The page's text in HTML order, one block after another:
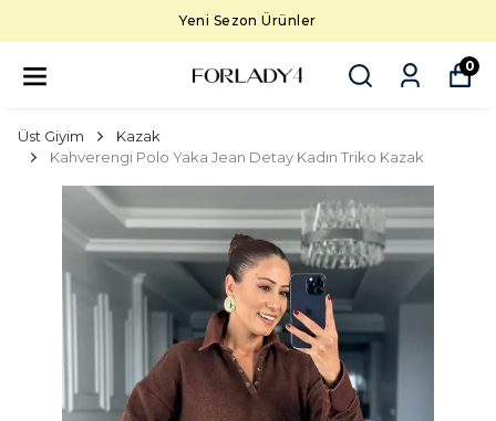
Yeni Sezon Ürünler
0
Üst Giyim
Kazak
Kahverengi Polo Yaka Jean Detay Kadın Triko Kazak